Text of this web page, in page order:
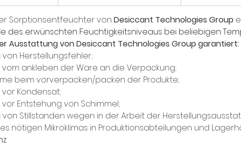
Sorptionsentfeuchter von Desiccant Technologies Group
des erwünschten Feuchtigkeitsniveaus bei beliebigen
Ausstattung vonDesiccant Technologies Group garantiert:
von Herstellungsfehler;
vom ankleben der Ware an die Verpackung;
beim vorverpacken/packen der Produkte;
vor Kondensat;
vor Entstehung von Schimmel;
von Stillstanden wegen in der Arbeit der
des nötigen Mikroklimas in Produktionsabteilungen und
.